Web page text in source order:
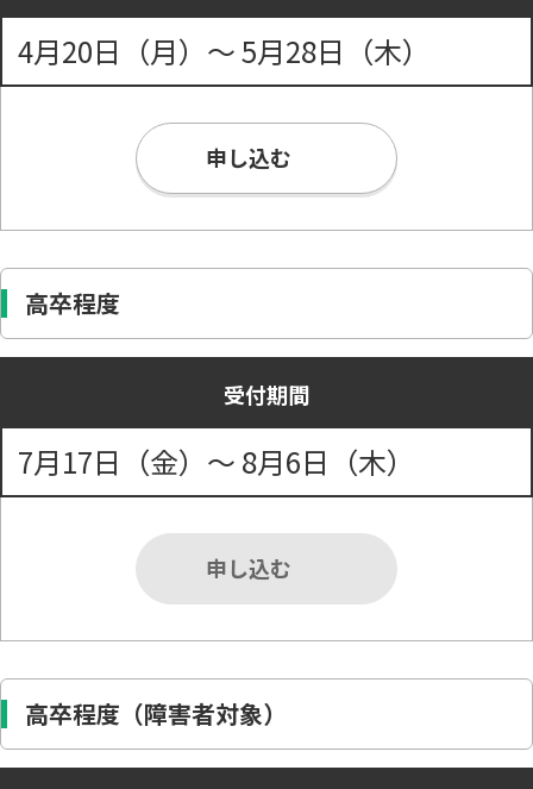
4月20日（月）～ 5月28日（木）
申し込む
高卒程度
受付期間
7月17日（金）～ 8月6日（木）
申し込む
高卒程度（障害者対象）